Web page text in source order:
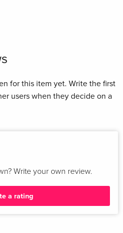
for this item yet. Write the first
users when they decide on a
Write your own review.
a rating